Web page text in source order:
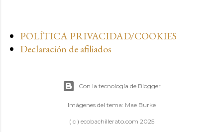
POLÍTICA PRIVACIDAD/COOKIES
Declaración de afiliados
Con la tecnología de Blogger
Imágenes del tema: Mae Burke
( c ) ecobachillerato.com 2025